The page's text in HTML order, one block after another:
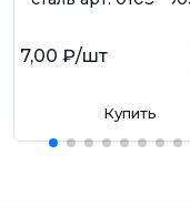
7,00 ₽/шт
Купить